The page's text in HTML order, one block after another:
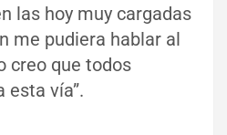
las hoy muy cargadas
me pudiera hablar al
creo que todos
esta vía”.